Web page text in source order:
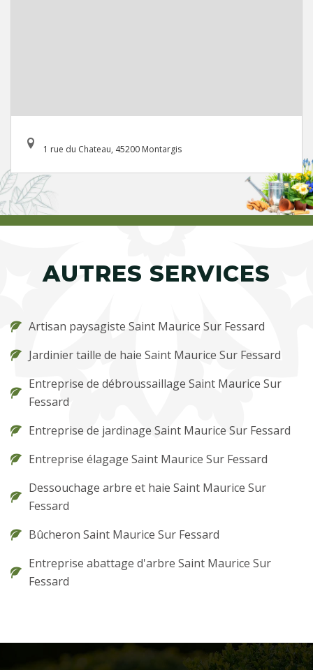
1 rue du Chateau, 45200 Montargis
AUTRES SERVICES
Artisan paysagiste Saint Maurice Sur Fessard
Jardinier taille de haie Saint Maurice Sur Fessard
Entreprise de débroussaillage Saint Maurice Sur
Fessard
Entreprise de jardinage Saint Maurice Sur Fessard
Entreprise élagage Saint Maurice Sur Fessard
Dessouchage arbre et haie Saint Maurice Sur
Fessard
Bûcheron Saint Maurice Sur Fessard
Entreprise abattage d'arbre Saint Maurice Sur
Fessard